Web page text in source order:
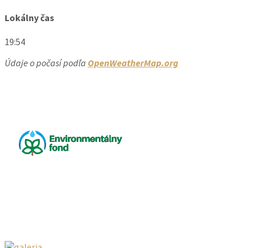
Lokálny čas
19:54
Údaje o počasí podľa OpenWeatherMap.org